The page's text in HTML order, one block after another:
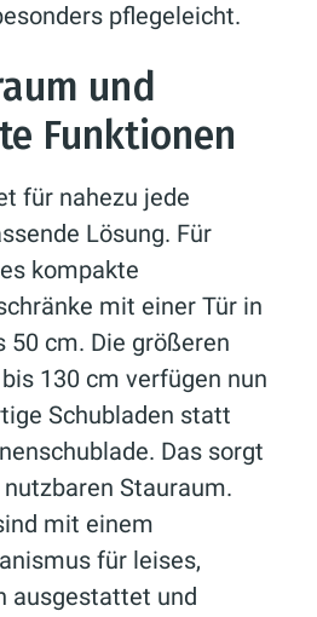
pflegeleicht.
und
Funktionen
für nahezu jede
Lösung. Für
kompakte
mit einer Tür in
50 cm. Die größeren
130 cm verfügen nun
Schubladen statt
Das sorgt
Stauraum.
mit einem
für leises,
ausgestattet und